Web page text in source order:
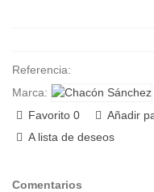
Referencia:
Marca:
Favorito 0 Añadir
A lista de deseos
Comentarios